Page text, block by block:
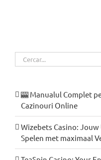
Cerca
…
🎰 Manualul Complet
Cazinouri Online
Wizebets Casino:
Spelen met maximaal